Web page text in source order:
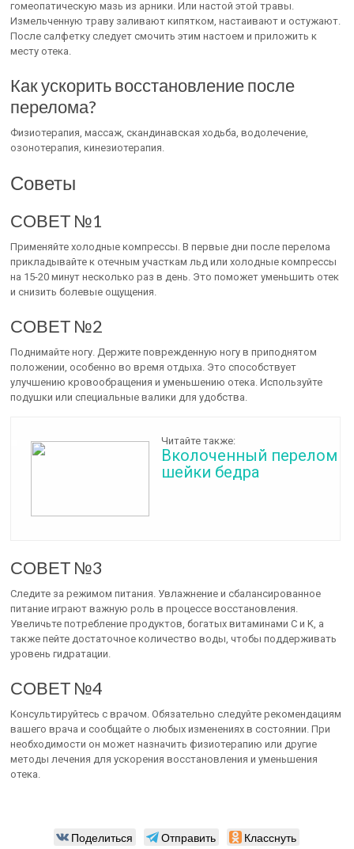
гомеопатическую мазь из арники. Или настой этой травы.
Измельченную траву заливают кипятком, настаивают и остужают.
После салфетку следует смочить этим настоем и приложить к
месту отека.
Как ускорить восстановление после
перелома?
Физиотерапия, массаж, скандинавская ходьба, водолечение,
озонотерапия, кинезиотерапия.
Советы
СОВЕТ №1
Применяйте холодные компрессы. В первые дни после перелома
прикладывайте к отечным участкам льд или холодные компрессы
на 15-20 минут несколько раз в день. Это поможет уменьшить отек
и снизить болевые ощущения.
СОВЕТ №2
Поднимайте ногу. Держите поврежденную ногу в приподнятом
положении, особенно во время отдыха. Это способствует
улучшению кровообращения и уменьшению отека. Используйте
подушки или специальные валики для удобства.
Читайте также:
Вколоченный перелом
шейки бедра
СОВЕТ №3
Следите за режимом питания. Увлажнение и сбалансированное
питание играют важную роль в процессе восстановления.
Увеличьте потребление продуктов, богатых витаминами C и K, а
также пейте достаточное количество воды, чтобы поддерживать
уровень гидратации.
СОВЕТ №4
Консультируйтесь с врачом. Обязательно следуйте рекомендациям
вашего врача и сообщайте о любых изменениях в состоянии. При
необходимости он может назначить физиотерапию или другие
методы лечения для ускорения восстановления и уменьшения
отека.
Поделиться Отправить Класснуть